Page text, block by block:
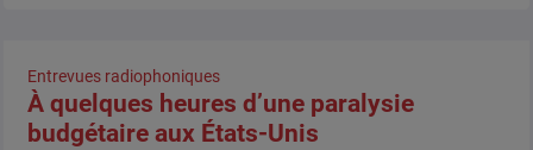
Entrevues radiophoniques
À quelques heures d’une paralysie
budgétaire aux États-Unis